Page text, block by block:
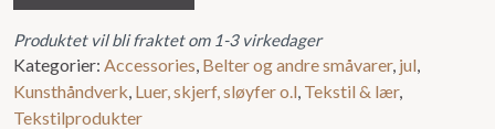
Produktet vil bli fraktet om 1-3 virkedager
Kategorier: Accessories Belter og andre småvarer, jul
Kunsthåndverk Luer, skjerf, sløyfer o.l Tekstil & lær,
Tekstilprodukter